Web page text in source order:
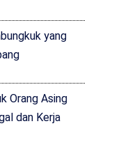
yang
Orang Asing
dan Kerja